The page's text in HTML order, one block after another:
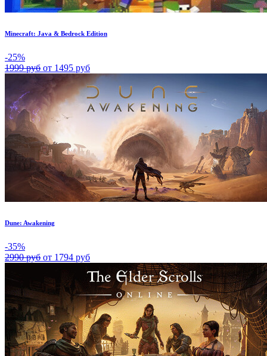
Minecraft: Java & Bedrock Edition
-25%
1999 руб от 1495 руб
Dune: Awakening
-35%
2990 руб от 1794 руб